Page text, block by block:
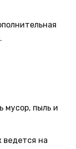
мусор, пыль и
на